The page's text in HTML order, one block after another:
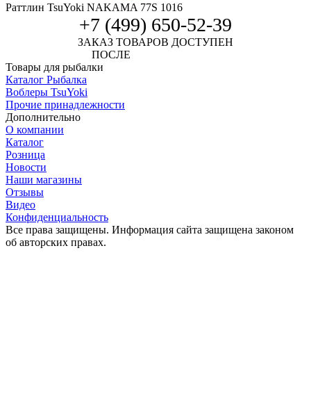
Раттлин TsuYoki NAKAMA 77S 1016
+7 (499) 650-52-39
ЗАКАЗ ТОВАРОВ ДОСТУПЕН
ПОСЛЕ
Товары для рыбалки
Каталог Рыбалка
Воблеры TsuYoki
Прочие принадлежности
Дополнительно
О компании
Каталог
Розница
Новости
Наши магазины
Отзывы
Видео
Конфиденциальность
Все права защищены. Информация сайта защищена законом
об авторских правах.